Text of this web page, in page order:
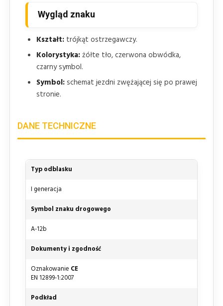
Wygląd znaku
Kształt: trójkąt ostrzegawczy.
Kolorystyka:żółte tło, czerwona obwódka,
czarny symbol.
Symbol:schemat jezdni zwężającej się po prawej
stronie.
DANE TECHNICZNE
Typ odblasku
I generacja
Symbol znaku drogowego
A-12b
Dokumenty i zgodność
Oznakowanie CE
EN 12899-1:2007
Podkład